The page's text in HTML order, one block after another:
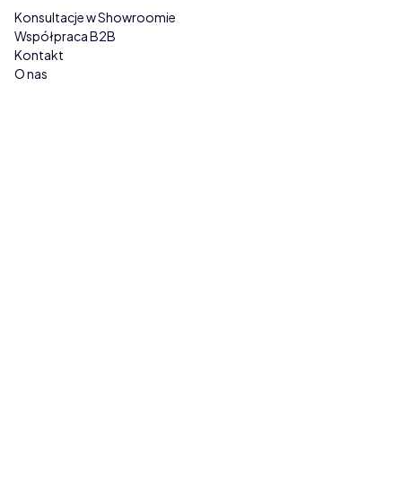
Konsultacje w Showroomie
Współpraca B2B
Kontakt
O nas